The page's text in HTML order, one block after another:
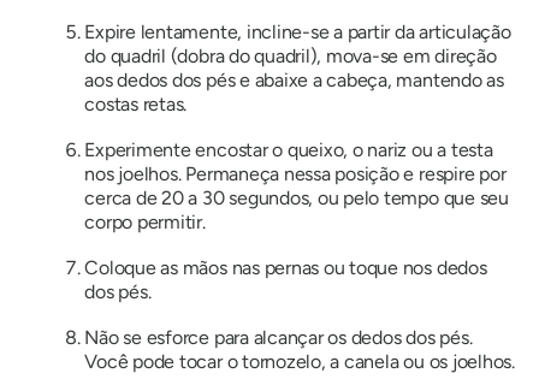
Expire lentamente, incline-se a partir da articulação
do quadril (dobra do quadril), mova-se em direção
aos dedos dos pés e abaixe a cabeça, mantendo as
costas retas.
Experimente encostar o queixo, o nariz ou a testa
nos joelhos. Permaneça nessa posição e respire por
cerca de 20 a 30 segundos, ou pelo tempo que seu
corpo permitir.
Coloque as mãos nas pernas ou toque nos dedos
dos pés.
Não se esforce para alcançar os dedos dos pés.
Você pode tocar o tornozelo, a canela ou os joelhos.